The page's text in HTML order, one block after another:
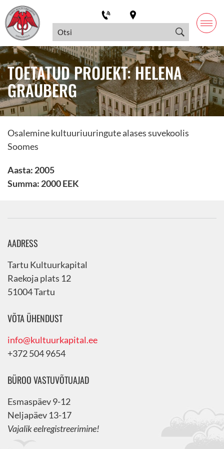
TOETATUD PROJEKT: HELENA
GRAUBERG
Osalemine kultuuriuuringute alases suvekoolis
Soomes
Aasta: 2005
Summa: 2000 EEK
AADRESS
Tartu Kultuurkapital
Raekoja plats 12
51004 Tartu
VÕTA ÜHENDUST
info@kultuurkapital.ee
+372 504 9654
BÜROO VASTUVÕTUAJAD
Esmaspäev 9-12
Neljapäev 13-17
Vajalik eelregistreerimine!